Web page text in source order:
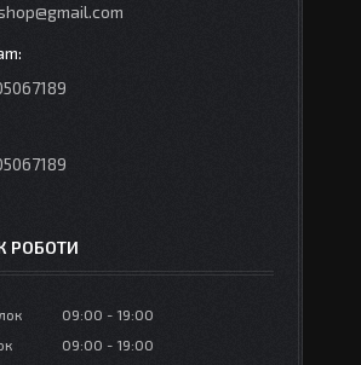
РОБОТИ
09:00
19:00
09:00
19:00